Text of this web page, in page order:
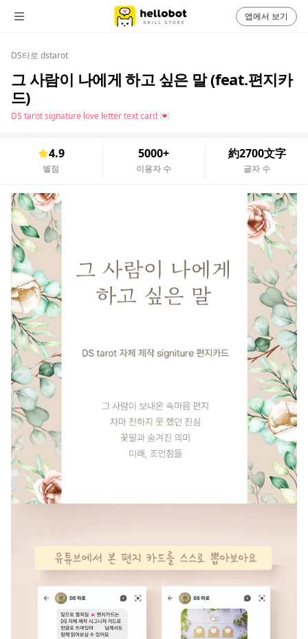
DS타로 dstarot
그 사람이 나에게 하고 싶은 말 (feat.편지카
드)
DS tarot signature love letter text card 💌
4.9
별점
5000+
이용자 수
約2700文字
글자 수
앱에서 보기